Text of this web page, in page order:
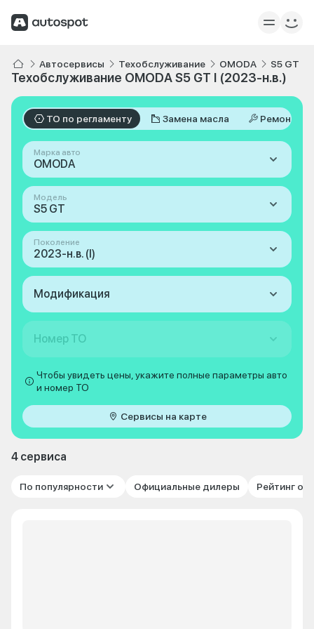
Автосервисы Техобслуживание OMODA S5 GT
Техобслуживание OMODA S5 GT I (2023-н.в.)
ТО по регламенту Замена масла Ремонт
Марка авто
OMODA
Модель
S5 GT
Поколение
2023-н.в. (I)
Модификация
Номер ТО
Чтобы увидеть цены, укажите полные параметры авто
и номер ТО
Сервисы на карте
4 сервиса
По популярности Официальные дилеры Рейтинг